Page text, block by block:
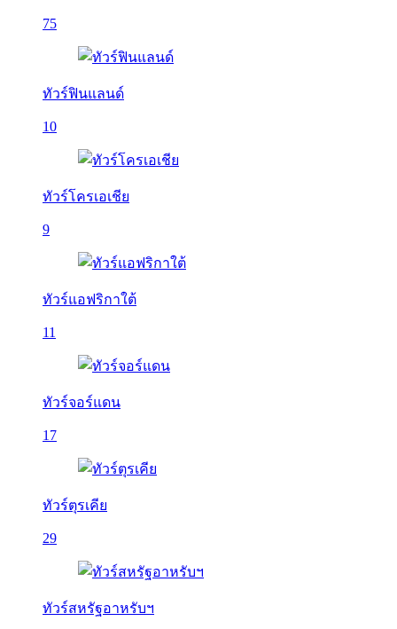
75
ทัวร์ฟินแลนด์
10
ทัวร์โครเอเชีย
9
ทัวร์แอฟริกาใต้
11
ทัวร์จอร์แดน
17
ทัวร์ตุรเคีย
29
ทัวร์สหรัฐอาหรับฯ